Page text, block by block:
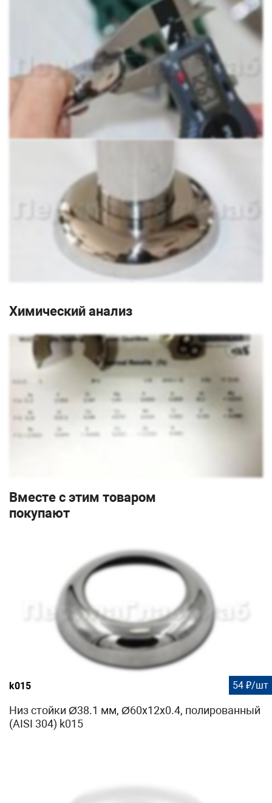
Химический анализ
Вместе с этим товаром
покупают
k015 54 ₽/шт
Низ стойки Ø38.1 мм, Ø60х12х0.4, полированный
(AISI 304) k015